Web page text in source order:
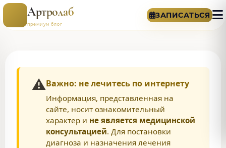
Артролаб
премиум блог
ЗАПИСАТЬСЯ
⚠️Важно: не лечитесь по интернету
Информация, представленная на
сайте, носит ознакомительный
характер и не является медицинской
консультацией. Для постановки
диагноза и назначения лечения